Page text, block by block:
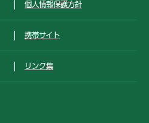
個人情報保護方針
携帯サイト
リンク集